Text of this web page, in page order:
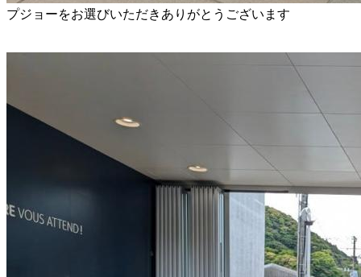
⁡プジョーをお選びいただきありがとうございます